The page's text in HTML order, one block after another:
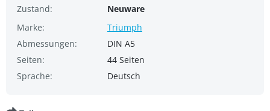
Zustand:
Neuware
Marke:
Triumph
Abmessungen:
DIN A5
Seiten:
44 Seiten
Sprache:
Deutsch